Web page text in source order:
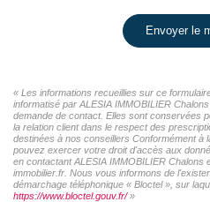
Envoyer le
« Les informations recueillies sur ce
informatisé par ALESIA IMMOBILIER
demande de contact. Elles sont conservées
la relation client dans le respect des
destinées à nos conseillers Conformément à
pouvez exercer votre droit d'accès aux
en contactant ALESIA IMMOBILIER Chalons
immobilier.fr. Nous vous informons de
démarchage téléphonique « Bloctel », sur
https://www.bloctel.gouv.fr/»